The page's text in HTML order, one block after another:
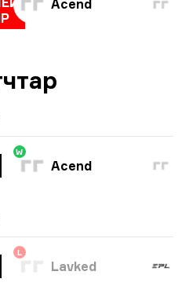
Acend
W
Acend
L
Lavked